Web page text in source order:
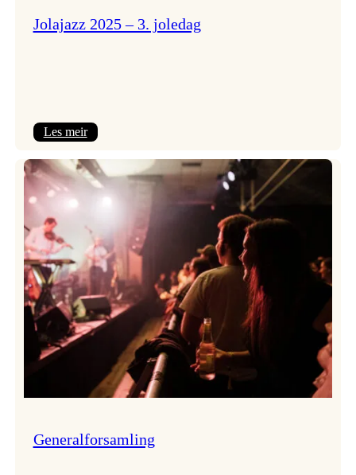
Jolajazz 2025 – 3. joledag
Les meir:
2025
–
joledag
Generalforsamling